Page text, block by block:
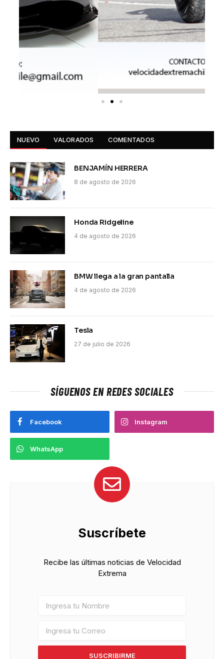
NUEVO VALORADOS COMENTADOS
BENJAMÍN HERRERA
8 de agosto de 2026
Honda Ridgeline
4 de agosto de 2026
BMW llega a la gran pantalla
4 de agosto de 2026
Tesla
27 de julio de 2026
SÍGUENOS EN REDES SOCIALES
Facebook Instagram
WhatsApp
Suscríbete
Recibe las últimas noticias de Velocidad
Extrema
SUSCRIBIRME